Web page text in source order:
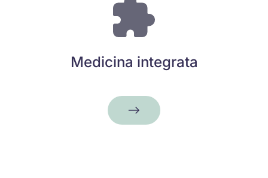
Medicina integrata